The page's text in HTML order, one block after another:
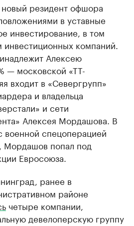
резидент офшора
в уставные
инвестирование, в том
компаний.
Алексею
— московской «ТТ-
входит в «Севергрупп»
и владельца
и сети
Алексея Мордашова. В
военной спецоперацией
Мордашов попал под
Евросоюза.
ранее в
районе
четыре компании,
девелоперскую группу